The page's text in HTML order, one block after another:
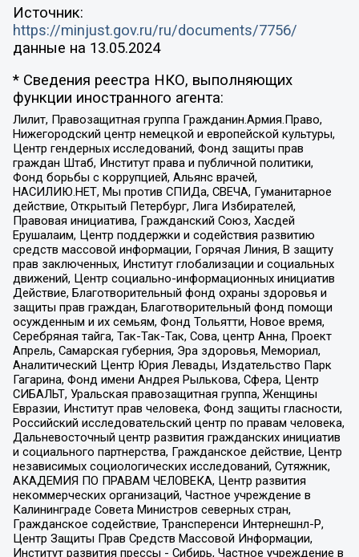
Источник:
https://minjust.gov.ru/ru/documents/7756/
данные на 13.05.2024
* Сведения реестра НКО, выполняющих
функции иностранного агента:
Лилит, Правозащитная группа Гражданин.Армия.Право,
Нижегородский центр немецкой и европейской культуры,
Центр гендерных исследований, Фонд защиты прав
граждан Штаб, Институт права и публичной политики,
Фонд борьбы с коррупцией, Альянс врачей,
НАСИЛИЮ.НЕТ, Мы против СПИДа, СВЕЧА, Гуманитарное
действие, Открытый Петербург, Лига Избирателей,
Правовая инициатива, Гражданский Союз, Хасдей
Ерушалаим, Центр поддержки и содействия развитию
средств массовой информации, Горячая Линия, В защиту
прав заключенных, Институт глобализации и социальных
движений, Центр социально-информационных инициатив
Действие, Благотворительный фонд охраны здоровья и
защиты прав граждан, Благотворительный фонд помощи
осужденным и их семьям, Фонд Тольятти, Новое время,
Серебряная тайга, Так-Так-Так, Сова, центр Анна, Проект
Апрель, Самарская губерния, Эра здоровья, Мемориал,
Аналитический Центр Юрия Левады, Издательство Парк
Гагарина, Фонд имени Андрея Рылькова, Сфера, Центр
СИБАЛЬТ, Уральская правозащитная группа, Женщины
Евразии, Институт прав человека, Фонд защиты гласности,
Российский исследовательский центр по правам человека,
Дальневосточный центр развития гражданских инициатив
и социального партнерства, Гражданское действие, Центр
независимых социологических исследований, Сутяжник,
АКАДЕМИЯ ПО ПРАВАМ ЧЕЛОВЕКА, Центр развития
некоммерческих организаций, Частное учреждение в
Калининграде Совета Министров северных стран,
Гражданское содействие, Трансперенси Интернешнл-Р,
Центр Защиты Прав Средств Массовой Информации,
Институт развития прессы - Сибирь, Частное учреждение в